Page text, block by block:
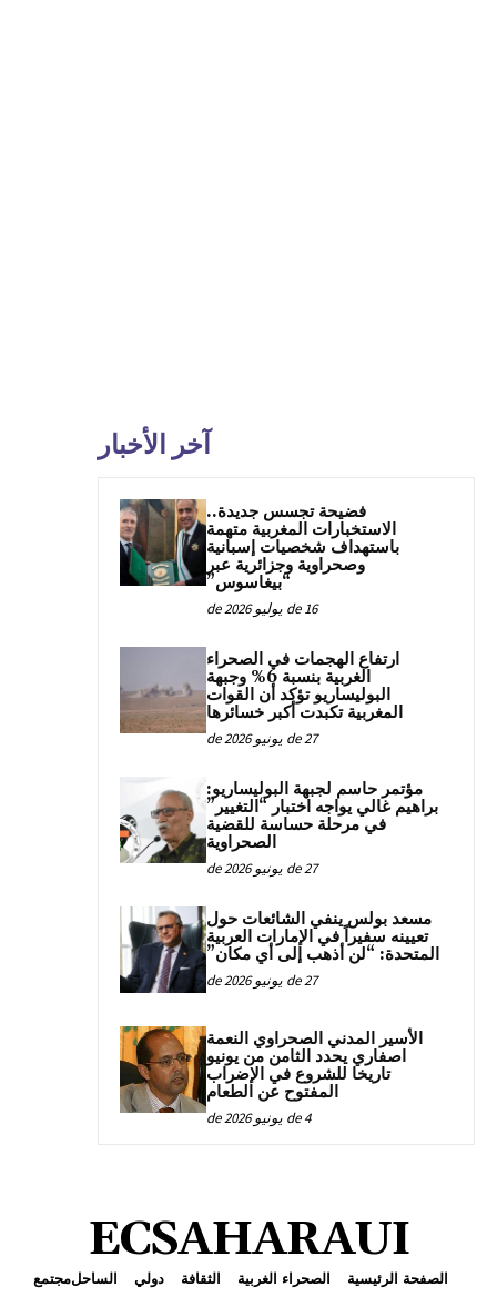
آخر الأخبار
فضيحة تجسس جديدة..
الاستخبارات المغربية متهمة
باستهداف شخصيات إسبانية
وصحراوية وجزائرية عبر
“بيغاسوس”
16 de يوليو de 2026
ارتفاع الهجمات في الصحراء
الغربية بنسبة 6% وجبهة
البوليساريو تؤكد أن القوات
المغربية تكبدت أكبر خسائرها
27 de يونيو de 2026
مؤتمر حاسم لجبهة البوليساريو:
براهيم غالي يواجه اختبار “التغيير”
في مرحلة حساسة للقضية
الصحراوية
27 de يونيو de 2026
مسعد بولس ينفي الشائعات حول
تعيينه سفيراً في الإمارات العربية
المتحدة: “لن أذهب إلى أي مكان”
27 de يونيو de 2026
الأسير المدني الصحراوي النعمة
اصفاري يحدد الثامن من يونيو
تاريخا للشروع في الإضراب
المفتوح عن الطعام
4 de يونيو de 2026
ECSAHARAUI
الصفحة الرئيسية الصحراء الغربية الثقافة دولي الساحلمجتمع